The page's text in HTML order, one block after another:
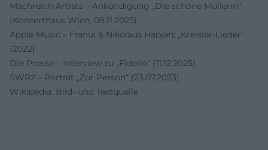
Machreich Artists – Ankündigung „Die schöne Müllerin“
(Konzerthaus Wien, 09.11.2025)
Apple Music – Franui & Nikolaus Habjan: „Kreisler-Lieder“
(2022)
Die Presse – Interview zu „Fidelio“ (11.12.2025)
SWR2 – Porträt „Zur Person“ (23.07.2023)
Wikipedia: Bild- und Textquelle